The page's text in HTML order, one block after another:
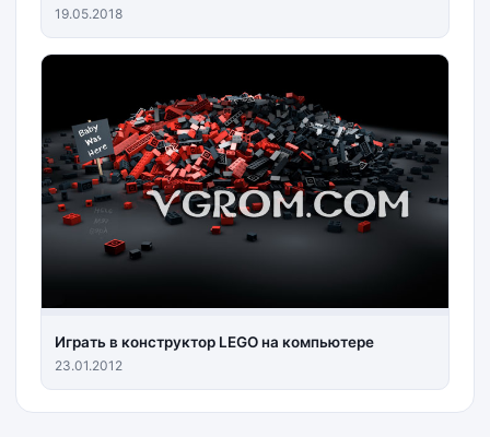
19.05.2018
Играть в конструктор LEGO на компьютере
23.01.2012